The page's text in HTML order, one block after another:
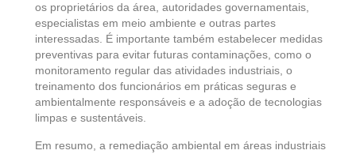
os proprietários da área, autoridades governamentais,
especialistas em meio ambiente e outras partes
interessadas. É importante também estabelecer medidas
preventivas para evitar futuras contaminações, como o
monitoramento regular das atividades industriais, o
treinamento dos funcionários em práticas seguras e
ambientalmente responsáveis e a adoção de tecnologias
limpas e sustentáveis.
Em resumo, a remediação ambiental em áreas industriais